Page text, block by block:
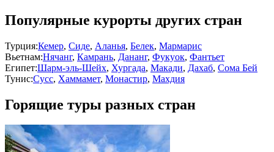
Популярные курорты других стран
Турция:Кемер, Сиде, Аланья, Белек, Мармарис
Вьетнам:Нячанг, Камрань, Дананг, Фукуок, Фантьет
Египет:Шарм-эль-Шейх, Хургада, Макади, Дахаб, Сома Бей
Тунис:Сусс, Хаммамет, Монастир, Махдия
Горящие туры разных стран